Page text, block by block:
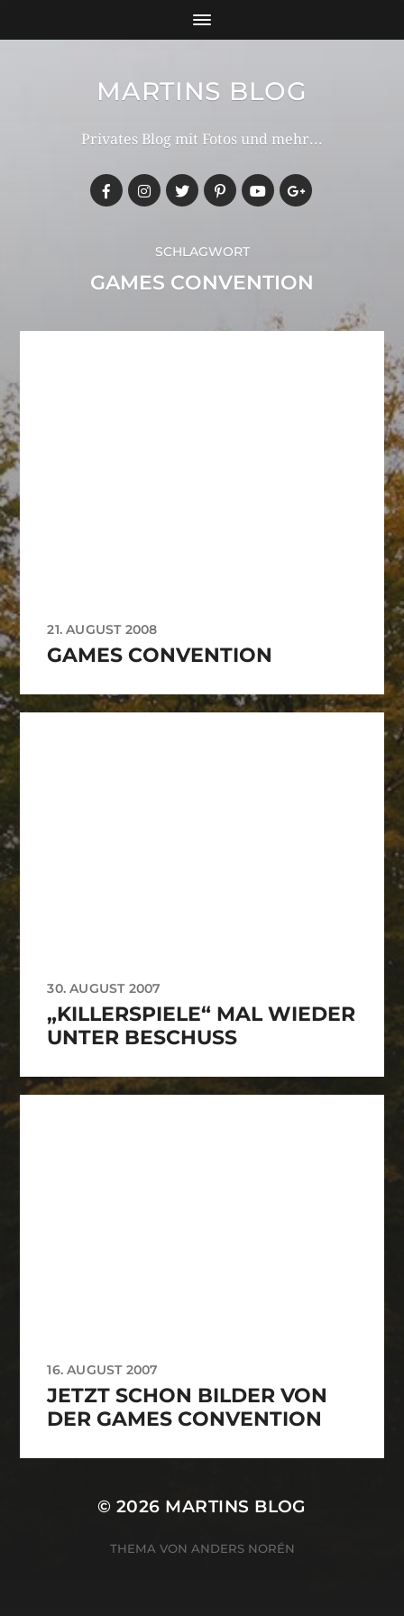
MARTINS BLOG
Privates Blog mit Fotos und mehr...
SCHLAGWORT
GAMES CONVENTION
21. AUGUST 2008
GAMES CONVENTION
30. AUGUST 2007
„KILLERSPIELE“ MAL WIEDER
UNTER BESCHUSS
16. AUGUST 2007
JETZT SCHON BILDER VON
DER GAMES CONVENTION
© 2026 MARTINS BLOG
THEMA VON ANDERS NORÉN